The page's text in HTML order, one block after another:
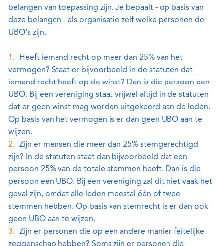
belangen van toepassing zijn. Je bepaalt - op basis van
deze belangen - als organisatie zelf welke personen de
UBO's zijn.
Heeft iemand recht op meer dan 25% van het
vermogen? Staat er bijvoorbeeld in de statuten dat
iemand recht heeft op de winst? Dan is die persoon een
UBO. Bij een vereniging staat vrijwel altijd in de statuten
dat er geen winst mag worden uitgekeerd aan de leden.
Op basis van het vermogen is er dan geen UBO aan te
wijzen.
Zijn er mensen die meer dan 25% stemgerechtigd
zijn? In de statuten staat dan bijvoorbeeld dat een
persoon 25% van de totale stemmen heeft. Dan is die
persoon een UBO. Bij een vereniging zal dit niet vaak het
geval zijn, omdat alle leden meestal één of twee
stemmen hebben. Op basis van stemrecht is er dan ook
geen UBO aan te wijzen.
Zijn er personen die op een andere manier feitelijke
zeggenschap hebben? Soms zijn er personen die